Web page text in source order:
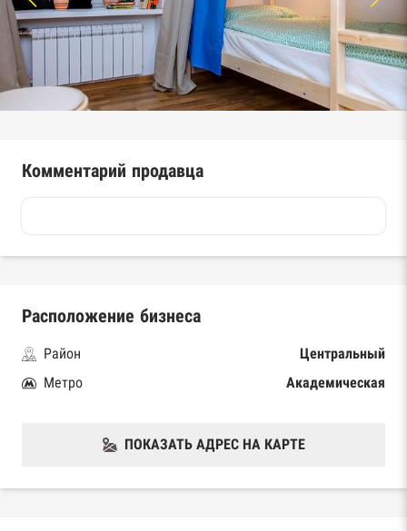
Комментарий продавца
Расположение бизнеса
Район
Центральный
Метро
Академическая
ПОКАЗАТЬ АДРЕС НА КАРТЕ